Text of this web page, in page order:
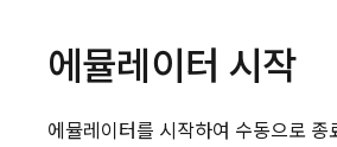
에뮬레이터 시작
에뮬레이터를 시작하여 수동으로 종